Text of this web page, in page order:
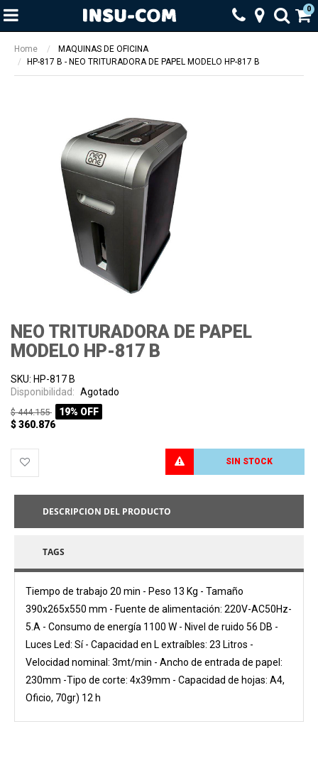
0
Home
MAQUINAS DE OFICINA
HP-817 B - NEO TRITURADORA DE PAPEL MODELO HP-817 B
NEO TRITURADORA DE PAPEL
MODELO HP-817 B
SKU: HP-817 B
Disponibilidad: Agotado
$ 444.155
19% OFF
$ 360.876
SIN STOCK
PROCESANDO
DESCRIPCION DEL PRODUCTO
TAGS
Tiempo de trabajo 20 min - Peso 13 Kg - Tamaño
390x265x550 mm - Fuente de alimentación: 220V-AC50Hz-
5.A - Consumo de energía 1100 W - Nivel de ruido 56 DB -
Luces Led: Sí - Capacidad en L extraíbles: 23 Litros -
Velocidad nominal: 3mt/min - Ancho de entrada de papel:
230mm -Tipo de corte: 4x39mm - Capacidad de hojas: A4,
Oficio, 70gr) 12 h